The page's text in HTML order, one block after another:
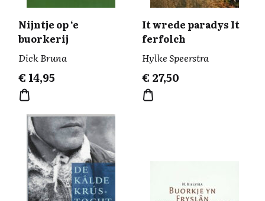
Nijntje op ‘e
buorkerij
Dick Bruna
€ 14,95
It wrede paradys It
ferfolch
Hylke Speerstra
€ 27,50